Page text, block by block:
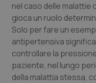
Sicilia
Toscana
Umbria
Neuroscienze &
Obesità
Oftalmologia
nel caso delle malattie
gioca un ruolo
Solo per fare un
antipertensiva
controllare la
paziente, nel lungo
della malattia stessa,